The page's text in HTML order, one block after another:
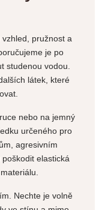
pružnost a
je po
studenou vodou.
látek, které
nebo na jemný
určeného pro
agresivním
elastická
Nechte je volně